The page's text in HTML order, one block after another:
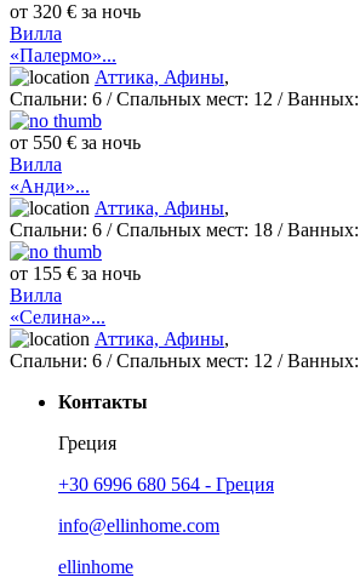
от 320 € за ночь
Вилла
«Палермо»...
Аттика, Афины,
Спальни: 6 / Спальных мест: 12 /Ванных:
от 550 € за ночь
Вилла
«Анди»...
Аттика, Афины,
Спальни: 6 / Спальных мест: 18 /Ванных:
от 155 € за ночь
Вилла
«Селина»...
Аттика, Афины,
Спальни: 6 / Спальных мест: 12 /Ванных:
Контакты
Греция
+30 6996 680 564 - Греция
info@ellinhome.com
ellinhome